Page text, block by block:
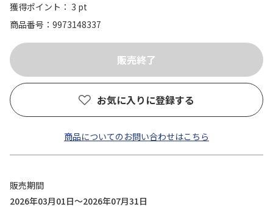
獲得ポイント： 3 pt
商品番号
9973148337
お気に入りに登録する
商品についてのお問い合わせはこちら
販売期間
2026年03月01日～2026年07月31日